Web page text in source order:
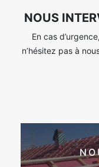
NOUS
En cas
n’hésitez pas à